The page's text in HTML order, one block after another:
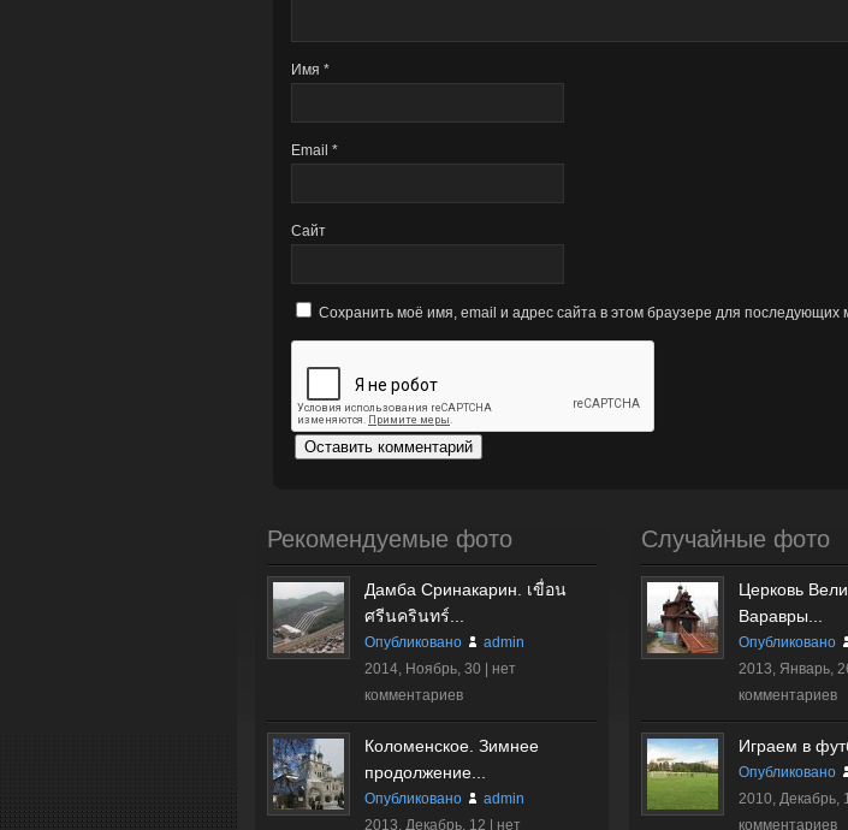
Имя *
Email *
Сайт
Сохранить моё имя, email и адрес сайта в этом браузере для последующих
Рекомендуемые фото
Дамба Сринакарин. เขื่อน
ศรีนครินทร์...
Опубликовано
admin
2014, Ноябрь, 30 | нет
комментариев
Коломенское. Зимнее
продолжение...
Опубликовано
admin
2013, Декабрь, 12 | нет
Случайные фото
Церковь
Варавры...
Опубликовано
2013, Январь,
комментариев
Играем в
Опубликовано
2010, Декабрь,
комментариев